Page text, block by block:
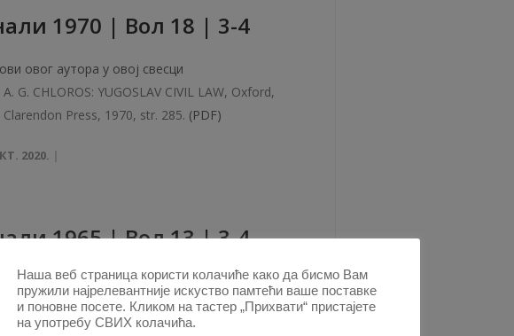
1970 | Вол 18 | 3-4
овог аутора у овој свесци
A. G. CHLOROS: YUGOSLAV CIVIL LAW, Oxford,
Clarendon Press, 1970, str. 285. (PDF)
2020.
1965 | Вол 13 | 3-4
овог аутора у овој свесци
ПОВОДОМ НАЈНОВИЈЕ КОДИФИКАЦИЈЕ
ТРГОВАЧКОГ ПРАВА САД (PDF)
Наша веб страница користи колачиће како да бисмо Вам
пружили најрелевантније искуство памтећи ваше поставке
и поновне посете. Кликом на тастер „Прихвати“ пристајете
на употребу СВИХ колачића.